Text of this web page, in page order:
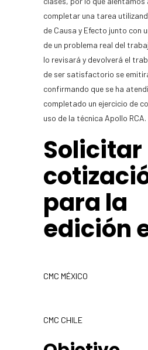
completar una tarea
de Causa y Efecto junto con
de un problema real del
lo revisará y devolverá el
de ser satisfactorio se
confirmando que se ha
completado un ejercicio de
uso de la técnica Apollo RCA.
Solicitar
para la
edición
CMC MÉXICO
CMC CHILE